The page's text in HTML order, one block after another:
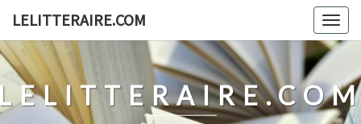
content
LELITTERAIRE.COM